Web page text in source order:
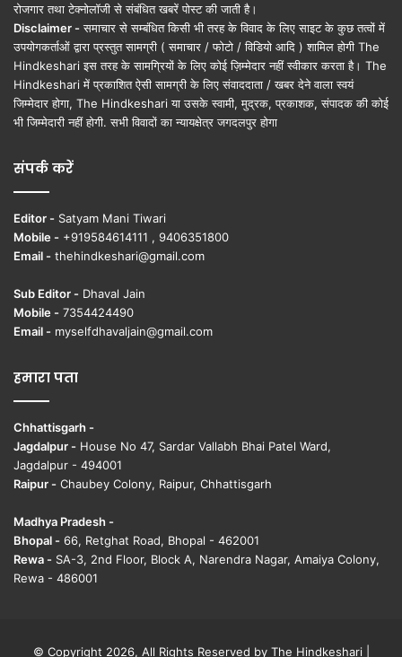
रोजगार तथा टेक्नोलॉजी से संबंधित खबरें पोस्ट की जाती है।
Disclaimer - समाचार से सम्बंधित किसी भी तरह के विवाद के लिए साइट के कुछ तत्वों में
उपयोगकर्ताओं द्वारा प्रस्तुत सामग्री ( समाचार / फोटो / विडियो आदि ) शामिल होगी The
Hindkeshari इस तरह के सामग्रियों के लिए कोई ज़िम्मेदार नहीं स्वीकार करता है। The
Hindkeshari में प्रकाशित ऐसी सामग्री के लिए संवाददाता / खबर देने वाला स्वयं
जिम्मेदार होगा, The Hindkeshari या उसके स्वामी, मुद्रक, प्रकाशक, संपादक की कोई
भी जिम्मेदारी नहीं होगी. सभी विवादों का न्यायक्षेत्र जगदलपुर होगा
संपर्क करें
Editor - Satyam Mani Tiwari
Mobile - +919584614111 , 9406351800
Email - thehindkeshari@gmail.com
Sub Editor - Dhaval Jain
Mobile - 7354424490
Email - myselfdhavaljain@gmail.com
हमारा पता
Chhattisgarh -
Jagdalpur - House No 47, Sardar Vallabh Bhai Patel Ward,
Jagdalpur - 494001
Raipur - Chaubey Colony, Raipur, Chhattisgarh
Madhya Pradesh -
Bhopal - 66, Retghat Road, Bhopal - 462001
Rewa - SA-3, 2nd Floor, Block A, Narendra Nagar, Amaiya Colony,
Rewa - 486001
© Copyright 2026, All Rights Reserved by The Hindkeshari |